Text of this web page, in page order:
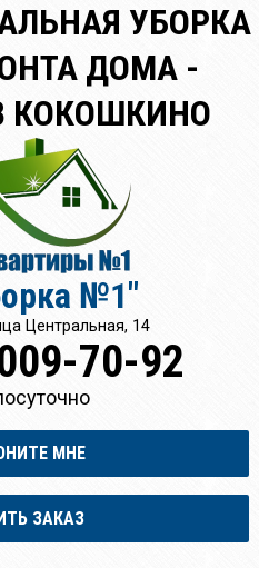
УБОРКА
ДОМА -
КОКОШКИНО
№1"
Центральная, 14
70-92
МНЕ
ЗАКАЗ